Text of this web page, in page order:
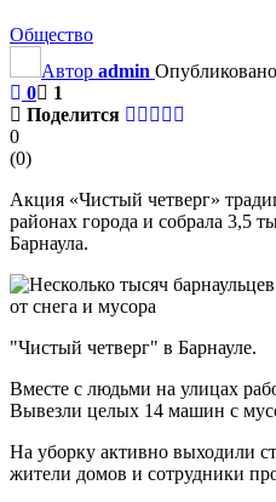
Общество
Автор admin Опубликовано
0
1
Поделится
0
(0)
Акция «Чистый четверг»
районах города и собрала 3,5
Барнаула.
"Чистый четверг" в Барнауле.
Вместе с людьми на улицах
Вывезли целых 14 машин с
На уборку активно выходили
жители домов и сотрудники